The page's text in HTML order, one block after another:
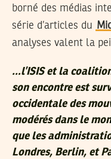
borné des médias
série d’articles du
analyses valent la
…l’ISIS et la
son encontre est
occidentale des
modérés dans le
que les
Londres, Berlin, et